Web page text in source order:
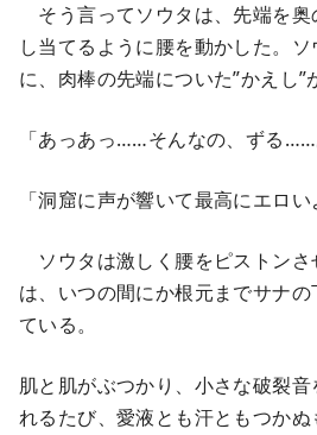
そう言ってソウタは、先端を奥
し当てるように腰を動かした。
に、肉棒の先端についた”かえし”
「あっあっ……そんなの、ずる
「洞窟に声が響いて最高にエロい
ソウタは激しく腰をピストンさ
は、いつの間にか根元までサナ
ている。
肌と肌がぶつかり、小さな破裂
れるたび、愛液とも汗ともつか